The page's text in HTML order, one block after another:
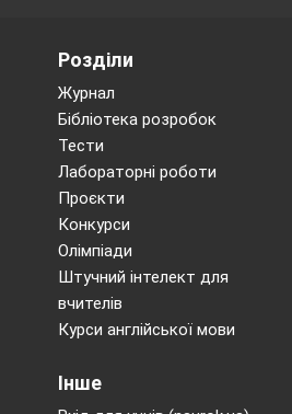
Розділи
Журнал
Бібліотека розробок
Тести
Лабораторні роботи
Проєкти
Конкурси
Олімпіади
Штучний інтелект для
вчителів
Курси англійської мови
Інше